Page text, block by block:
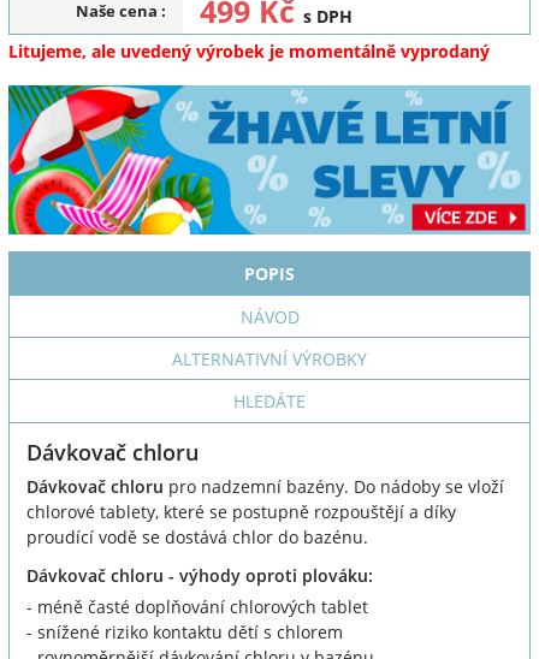
Naše cena : 499 Kč s DPH
Litujeme, ale uvedený výrobek je momentálně vyprodaný
POPIS
NÁVOD
ALTERNATIVNÍ VÝROBKY
HLEDÁTE
Dávkovač chloru
Dávkovač chloru pro nadzemní bazény. Do nádoby se vloží
chlorové tablety, které se postupně rozpouštějí a díky
proudící vodě se dostává chlor do bazénu.
Dávkovač chloru - výhody oproti plováku:
- méně časté doplňování chlorových tablet
- snížené riziko kontaktu dětí s chlorem